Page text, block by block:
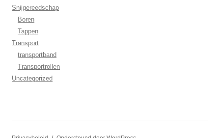
Snijgereedschap
Boren
Tappen
Transport
transportband
Transportrollen
Uncategorized